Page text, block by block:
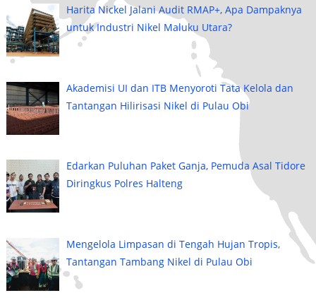
Harita Nickel Jalani Audit RMAP+, Apa Dampaknya
untuk Industri Nikel Maluku Utara?
Akademisi UI dan ITB Menyoroti Tata Kelola dan
Tantangan Hilirisasi Nikel di Pulau Obi
Edarkan Puluhan Paket Ganja, Pemuda Asal Tidore
Diringkus Polres Halteng
Mengelola Limpasan di Tengah Hujan Tropis,
Tantangan Tambang Nikel di Pulau Obi